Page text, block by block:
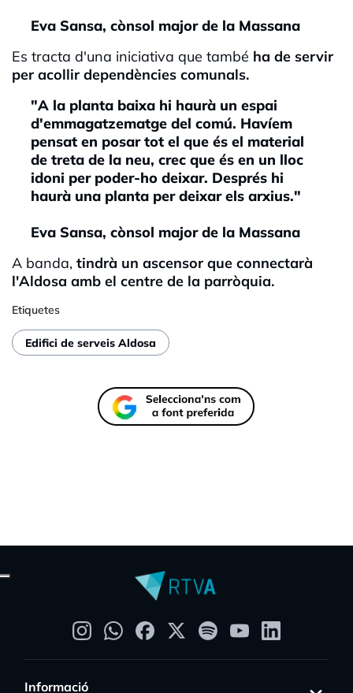
Eva Sansa, cònsol major de la Massana
Es tracta d'una iniciativa que també ha de servir
per acollir dependències comunals.
"A la planta baixa hi haurà un espai
d'emmagatzematge del comú. Havíem
pensat en posar tot el que és el material
de treta de la neu, crec que és en un lloc
idoni per poder-ho deixar. Després hi
haurà una planta per deixar els arxius."
Eva Sansa, cònsol major de la Massana
A banda, tindrà un ascensor que connectarà
l'Aldosa amb el centre de la parròquia.
Etiquetes
Edifici de serveis Aldosa
Informació